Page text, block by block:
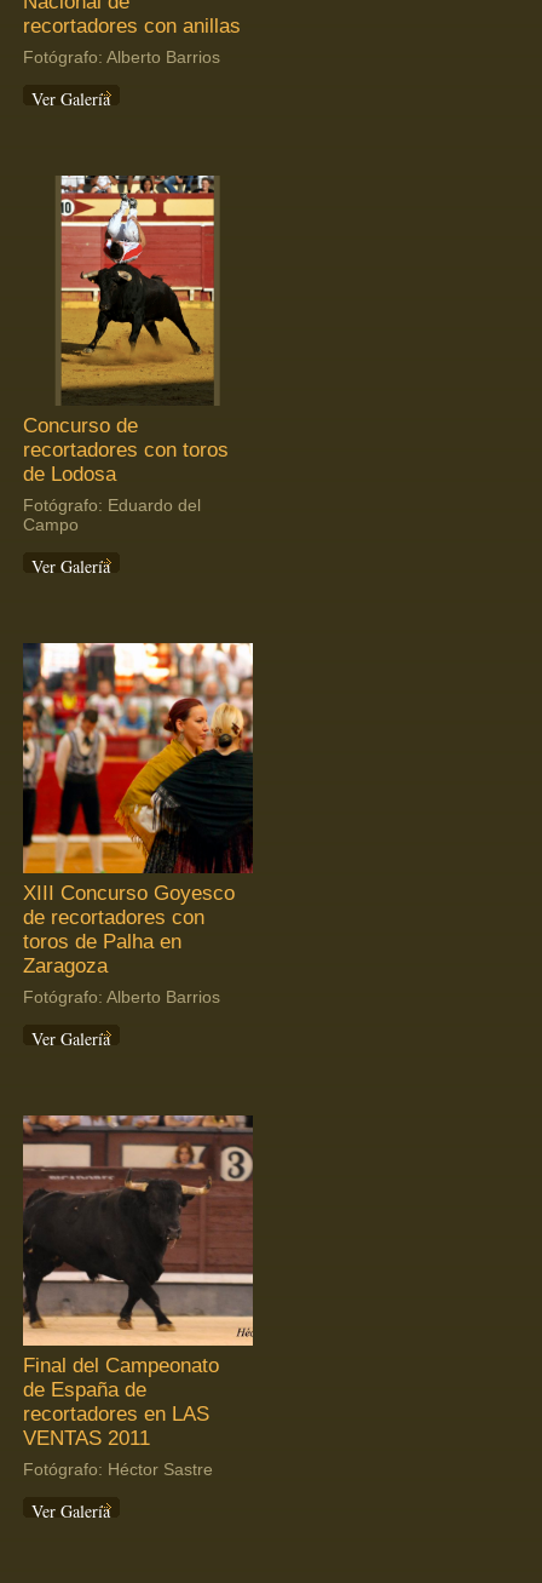
recortadores con anillas
Fotógrafo: Alberto Barrios
Ver Galería
Concurso de
recortadores con toros
de Lodosa
Fotógrafo: Eduardo del
Campo
Ver Galería
XIII Concurso Goyesco
de recortadores con
toros de Palha en
Zaragoza
Fotógrafo: Alberto Barrios
Ver Galería
Final del Campeonato
de España de
recortadores en LAS
VENTAS 2011
Fotógrafo: Héctor Sastre
Ver Galería